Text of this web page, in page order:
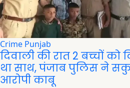
Crime Punjab
दिवाली की रात 2 बच्चों
था साथ, पंजाब पुलिस ने
आरोपी काबू